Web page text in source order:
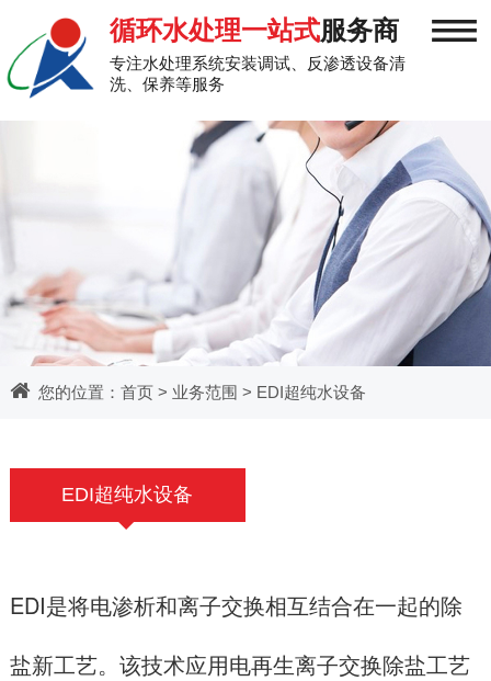
循环水处理一站式服务商
专注水处理系统安装调试、反渗透设备清
洗、保养等服务
≡
您的位置： 首页> 业务范围 > EDI超纯水设备
EDI超纯水设备
EDI是将电渗析和离子交换相互结合在一起的除
盐新工艺。该技术应用电再生离子交换除盐工艺